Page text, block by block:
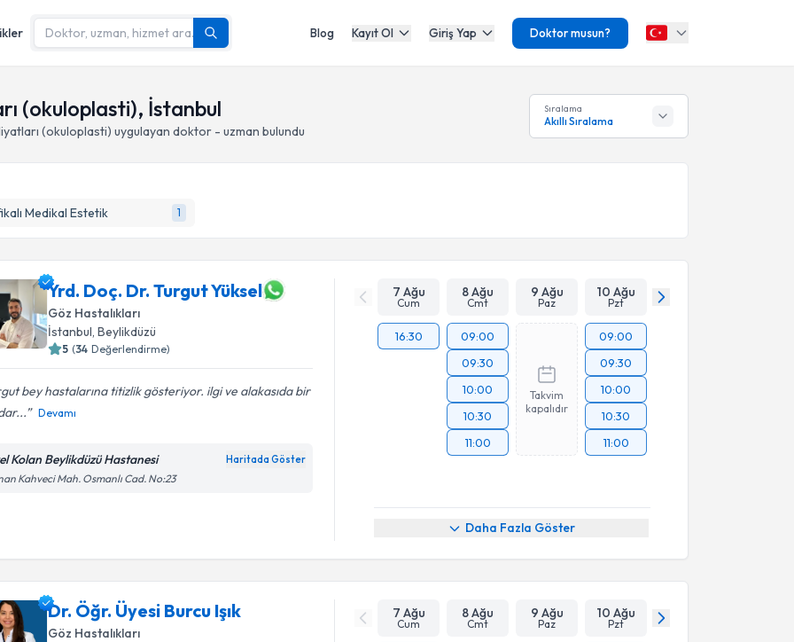
Blog Kayıt Ol Giriş Yap Doktor musun?
(okuloplasti), İstanbul
(okuloplasti) uygulayan doktor - uzman bulundu
Sıralama
Akıllı Sıralama
Medikal Estetik 1
Yrd. Doç. Dr. Turgut Yüksel
Göz Hastalıkları
İstanbul, Beylikdüzü
5 (34 Değerlendirme)
bey hastalarına titizlik gösteriyor. ilgi ve alakasıda bir
Devamı
Kolan Beylikdüzü Hastanesi Haritada Göster
Kahveci Mah. Osmanlı Cad. No:23
7 Ağu
Cum
8 Ağu
Cmt
9 Ağu
Paz
10 Ağu
Pzt
16:30
09:00
09:30
10:00
10:30
11:00
Takvim
kapalıdır
09:00
09:30
10:00
10:30
11:00
Daha Fazla Göster
Dr. Öğr. Üyesi Burcu Işık
Göz Hastalıkları
7 Ağu
Cum
8 Ağu
Cmt
9 Ağu
Paz
10 Ağu
Pzt